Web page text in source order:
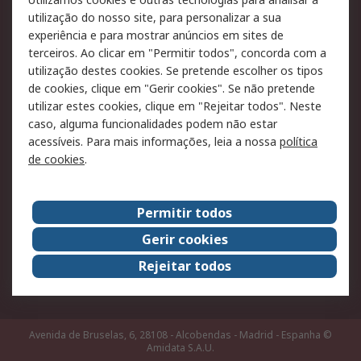
Pagamento e
faturação
Legal
Aviso legal
Política de cookies
Política de privacidade
- Atualizada
Segurança de emails
Condições de venda
Sobre a RS
A RS no mundo
RS Group
Sobre a RS
Trabalhar na RS
ESG
Avenida de Bruselas, 6, 28108 - Alcobendas - Madrid - Espanha ©
Amidata S.A.U.
utilização do nosso site, para personalizar a sua
experiência e para mostrar anúncios em sites de
terceiros. Ao clicar em "Permitir todos", concorda com a
utilização destes cookies. Se pretende escolher os tipos
de cookies, clique em "Gerir cookies". Se não pretende
utilizar estes cookies, clique em "Rejeitar todos". Neste
caso, alguma funcionalidades podem não estar
acessíveis. Para mais informações, leia a nossa política
de cookies.
Permitir todos
Gerir cookies
Rejeitar todos